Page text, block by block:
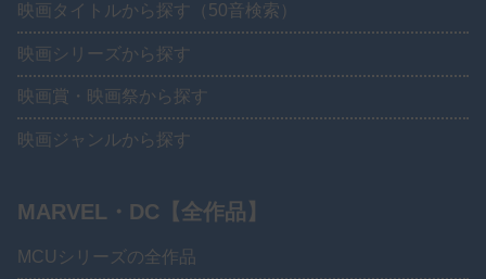
映画タイトルから探す（50音検索）
映画シリーズから探す
映画賞・映画祭から探す
映画ジャンルから探す
MARVEL・DC【全作品】
MCUシリーズの全作品